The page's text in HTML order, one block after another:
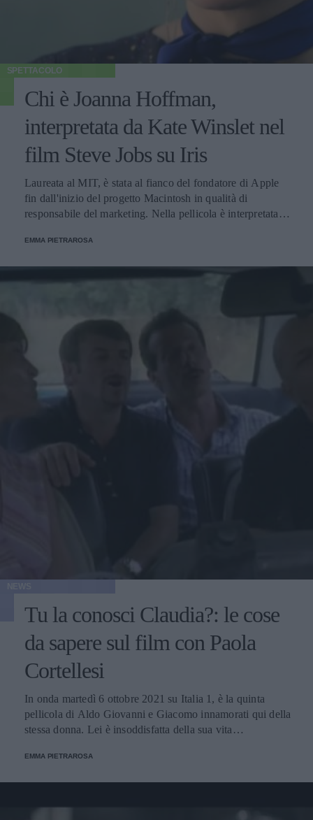
SPETTACOLO
Chi è Joanna Hoffman,
interpretata da Kate Winslet nel
film Steve Jobs su Iris
Laureata al MIT, è stata al fianco del fondatore di Apple
fin dall'inizio del progetto Macintosh in qualità di
responsabile del marketing. Nella pellicola è interpretata
candidatura all'Oscar.
EMMA PIETRAROSA
Tu la conosci Claudia?: le cose
da sapere sul film con Paola
Cortellesi
In onda martedì 6 ottobre 2021 su Italia 1, è la quinta
pellicola di Aldo Giovanni e Giacomo innamorati qui della
stessa donna. Lei è insoddisfatta della sua vita
dal periodo di crisi.
EMMA PIETRAROSA